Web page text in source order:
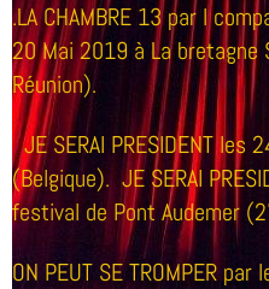
.LA CHAMBRE 13 par l
20 Mai 2019 à La bretagne
Réunion).
JE SERAI PRESIDENT les
(Belgique). JE SERAI
festival de Pont Audemer
ON PEUT SE TROMPER